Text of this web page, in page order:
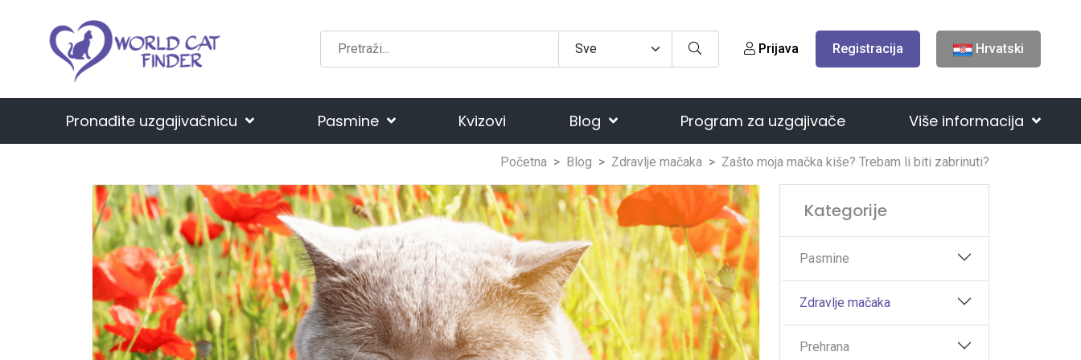
Prijava Registracija Hrvatski
Pronađite uzgajivačnicu Pasmine Kvizovi Blog Program za uzgajivače Više informacija
Početna Blog Zdravlje mačaka Zašto moja mačka kiše? Trebam li biti zabrinuti?
Kategorije
Pasmine
Zdravlje mačaka
Prehrana